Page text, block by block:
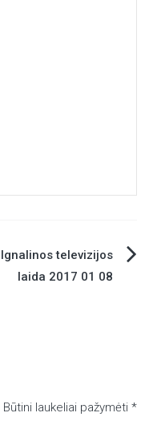
Ignalinos televizijos
laida 2017 01 08
Būtini laukeliai pažymėti *